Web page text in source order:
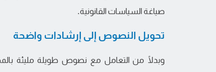
صياغة السياسات القانونية.
تحويل النصوص إلى إرشادات واضحة
وبدلًا من التعامل مع نصوص طويلة مليئة